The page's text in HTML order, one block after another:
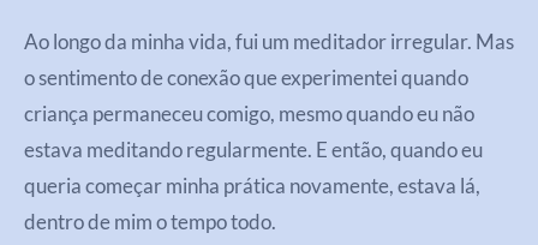
Ao longo da minha vida, fui um meditador irregular. Mas
o sentimento de conexão que experimentei quando
criança permaneceu comigo, mesmo quando eu não
estava meditando regularmente. E então, quando eu
queria começar minha prática novamente, estava lá,
dentro de mim o tempo todo.